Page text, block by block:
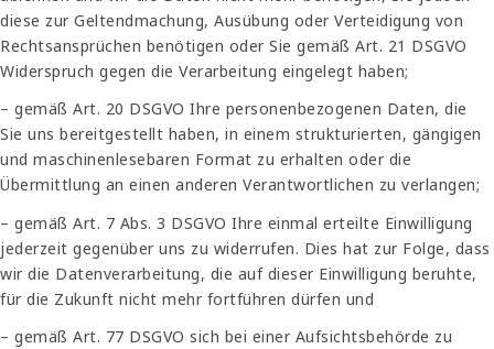
diese zur Geltendmachung, Ausübung oder Verteidigung von
Rechtsansprüchen benötigen oder Sie gemäß Art. 21 DSGVO
Widerspruch gegen die Verarbeitung eingelegt haben;
– gemäß Art. 20 DSGVO Ihre personenbezogenen Daten, die
Sie uns bereitgestellt haben, in einem strukturierten, gängigen
und maschinenlesebaren Format zu erhalten oder die
Übermittlung an einen anderen Verantwortlichen zu verlangen;
– gemäß Art. 7 Abs. 3 DSGVO Ihre einmal erteilte Einwilligung
jederzeit gegenüber uns zu widerrufen. Dies hat zur Folge, dass
wir die Datenverarbeitung, die auf dieser Einwilligung beruhte,
für die Zukunft nicht mehr fortführen dürfen und
– gemäß Art. 77 DSGVO sich bei einer Aufsichtsbehörde zu